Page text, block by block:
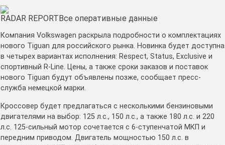
RADAR REPORTВсе оперативные данные
Компания Volkswagen раскрыла подробности о комплектациях
нового Tiguan для российского рынка. Новинка будет доступна
в четырех вариантах исполнения: Respect, Status, Exclusive и
спортивный R-Line. Цены, а также сроки заказов и поставок
нового Tiguan будут объявлены позже, сообщает пресс-
служба немецкой марки.
Кроссовер будет предлагаться с несколькими бензиновыми
двигателями на выбор: 125 л.с., 150 л.с., а также 180 л.с. и 220
л.с. 125-сильный мотор сочетается с 6-ступенчатой МКП и
передним приводом. Двигатель мощностью 150 л.с. в